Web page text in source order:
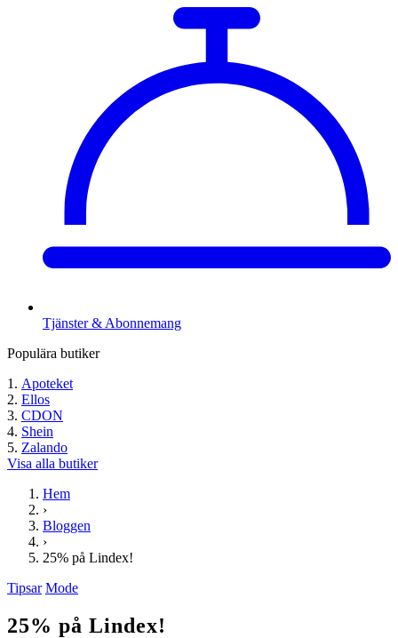
Tjänster & Abonnemang
Populära butiker
Apoteket
Ellos
CDON
Shein
Zalando
Visa alla butiker
Hem
›
Bloggen
›
25% på Lindex!
Tipsar Mode
25% på Lindex!